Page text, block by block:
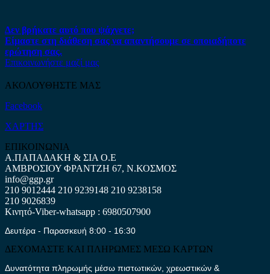
Δεν βρήκατε αυτό που ψάχνετε;
Είμαστε στη διάθεση σας να απαντήσουμε σε οποιαδήποτε
ερώτηση σας.
Επικοινωνήστε μαζί μας
ΑΚΟΛΟΥΘΗΣΤΕ ΜΑΣ
Facebook
ΧΑΡΤΗΣ
ΕΠΙΚΟΙΝΩΝΙΑ
Α.ΠΑΠΑΔΑΚΗ & ΣΙΑ Ο.Ε
ΑΜΒΡΟΣΙΟΥ ΦΡΑΝΤΖΗ 67, Ν.ΚΟΣΜΟΣ
info@ggp.gr
210 9012444 210 9239148 210 9238158
210 9026839
Κινητό-Viber-whatsapp : 6980507900
Δευτέρα - Παρασκευή 8:00 - 16:30
ΔΕΧΟΜΑΣΤΕ ΚΑΙ ΠΛΗΡΩΜΕΣ ΜΕΣΩ ΚΑΡΤΩΝ
Δυνατότητα πληρωμής μέσω πιστωτικών, χρεωστικών &